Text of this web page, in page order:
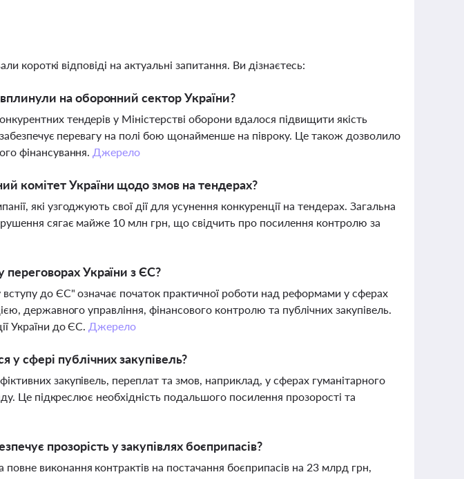
короткі відповіді на актуальні запитання. Ви дізнаєтесь:
на оборонний сектор України?
тендерів у Міністерстві оборони вдалося підвищити якість
забезпечує перевагу на полі бою щонайменше на півроку. Це також дозволило
фінансування. Джерело
комітет України щодо змов на тендерах?
які узгоджують свої дії для усунення конкуренції на тендерах. Загальна
сягає майже 10 млн грн, що свідчить про посилення контролю за
України з ЄС?
до ЄС" означає початок практичної роботи над реформами у сферах
державного управління, фінансового контролю та публічних закупівель.
України до ЄС. Джерело
у сфері публічних закупівель?
закупівель, переплат та змов, наприклад, у сферах гуманітарного
Це підкреслює необхідність подальшого посилення прозорості та
прозорість у закупівлях боєприпасів?
виконання контрактів на постачання боєприпасів на 23 млрд грн,